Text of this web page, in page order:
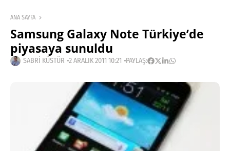
ANA SAYFA
Samsung Galaxy Note Türkiye’de
piyasaya sunuldu
SABRI KÜSTÜR 2 ARALIK 2011 10:21 PAYLAŞ: